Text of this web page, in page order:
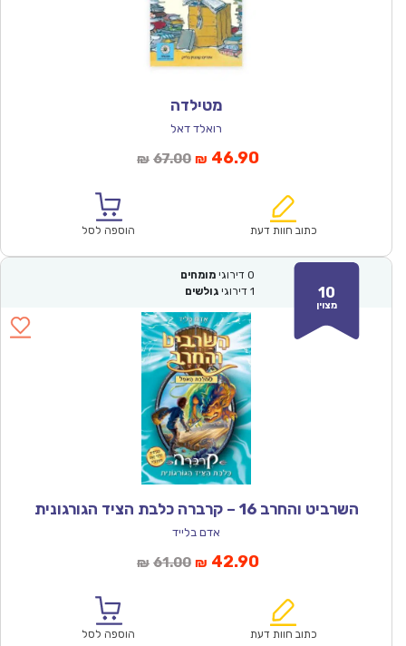
מטילדה
רואלד דאל
₪ 67.00המחיר
₪67.00.
₪ 46.90המחיר
הוא:
כתוב חוות דעת הוספה לסל
10
מצוין
0 דירוגי מומחים
1 דירוגי גולשים
השרביט והחרב 16 – קרברה כלבת הציד הגורגונית
אדם בלייד
₪ 61.00המחיר
₪61.00.
₪ 42.90המחיר
הוא:
כתוב חוות דעת הוספה לסל